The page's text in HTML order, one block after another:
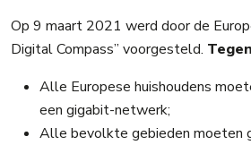
Op 9 maart 2021 werd door de
Digital Compass” voorgesteld.
Alle Europese huishoudens
een gigabit-netwerk;
Alle bevolkte gebieden moeten